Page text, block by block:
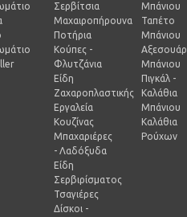
Σερβίτσια
Μαχαιροπήρουνα
Ποτήρια
Κούπες -
Φλυτζάνια
Είδη
Ζαχαροπλαστικής
Εργαλεία
Κουζίνας
Μπαχαριέρες
- Λαδόξυδα
Είδη
Σερβιρίσματος
Τσαγιέρες
Δίσκοι -
Μπάνιου
Ταπέτο
Μπάνιου
Αξεσουάρ
Μπάνιου
Πιγκάλ -
Καλάθια
Μπάνιου
Καλάθια
Ρούχων